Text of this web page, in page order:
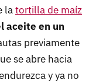
latortilla de maíz
aceite en un
previamente
se abre hacia
y ya no